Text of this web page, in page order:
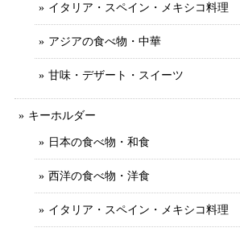
イタリア・スペイン・メキシコ料理
アジアの食べ物・中華
甘味・デザート・スイーツ
キーホルダー
日本の食べ物・和食
西洋の食べ物・洋食
イタリア・スペイン・メキシコ料理